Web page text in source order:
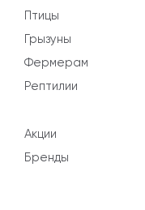
Птицы
Грызуны
Фермерам
Рептилии
Акции
Бренды